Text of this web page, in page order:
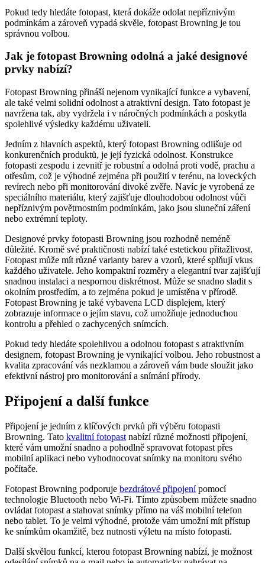
Pokud tedy hledáte fotopast, která dokáže odolat nepříznivým
podmínkám a zároveň vypadá skvěle, fotopast Browning je tou
správnou volbou.
Jak je fotopast Browning odolná a jaké designové
prvky nabízí?
Fotopast Browning přináší nejenom vynikající funkce a vybavení,
ale také velmi solidní odolnost a atraktivní design. Tato fotopast je
navržena tak, aby vydržela i v náročných podmínkách a poskytla
spolehlivé výsledky každému uživateli.
Jedním z hlavních aspektů, který fotopast Browning odlišuje od
konkurenčních produktů, je její fyzická odolnost. Konstrukce
fotopasti zespodu i zevnitř je robustní a odolná proti vodě, prachu a
otřesům, což je výhodné zejména při použití v terénu, na loveckých
revírech nebo při monitorování divoké zvěře. Navíc je vyrobená ze
speciálního materiálu, který zajišťuje dlouhodobou odolnost vůči
nepříznivým povětrnostním podmínkám, jako jsou sluneční záření
nebo extrémní teploty.
Designové prvky fotopasti Browning jsou rozhodně neméně
důležité. Kromě své praktičnosti nabízí také estetickou přitažlivost.
Fotopast může mít různé varianty barev a vzorů, které splňují vkus
každého uživatele. Jeho kompaktní rozměry a elegantní tvar zajišťují
snadnou instalaci a nespornou diskrétnost. Může se snadno sladit s
okolním prostředím, a to zejména pokud je umístěna v přírodě.
Fotopast Browning je také vybavena LCD displejem, který
zobrazuje informace o jejím stavu, což umožňuje jednoduchou
kontrolu a přehled o zachycených snímcích.
Pokud tedy hledáte spolehlivou a odolnou fotopast s atraktivním
designem, fotopast Browning je vynikající volbou. Jeho robustnost a
kvalita zpracování vás nezklamou a zároveň vám bude sloužit jako
efektivní nástroj pro monitorování a snímání přírody.
Připojení a další funkce
Připojení je jedním z klíčových prvků při výběru fotopasti
Browning. Tato kvalitní fotopast nabízí různé možnosti připojení,
které vám umožní snadno a pohodlně spravovat fotopast přes
mobilní aplikaci nebo vyhodnocovat snímky na monitoru svého
počítače.
Fotopast Browning podporuje bezdrátové připojenípomocí
technologie Bluetooth nebo Wi-Fi. Tímto způsobem můžete snadno
ovládat fotopast a stahovat snímky přímo na váš mobilní telefon
nebo tablet. To je velmi výhodné, protože vám umožní mít přístup
ke snímkům okamžitě, bez nutnosti výletu na místo fotopasti.
Další skvělou funkcí, kterou fotopast Browning nabízí, je možnost